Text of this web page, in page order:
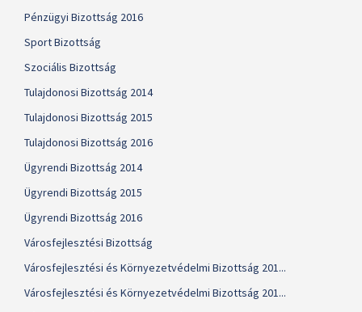
Pénzügyi Bizottság 2016
Sport Bizottság
Szociális Bizottság
Tulajdonosi Bizottság 2014
Tulajdonosi Bizottság 2015
Tulajdonosi Bizottság 2016
Ügyrendi Bizottság 2014
Ügyrendi Bizottság 2015
Ügyrendi Bizottság 2016
Városfejlesztési Bizottság
Városfejlesztési és Környezetvédelmi Bizottság 201...
Városfejlesztési és Környezetvédelmi Bizottság 201...